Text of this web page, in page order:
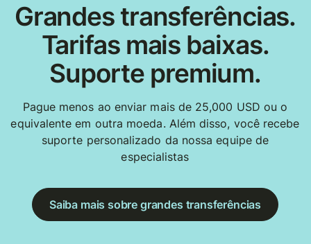
Grandes transferências.
Tarifas mais baixas.
Suporte premium.
Pague menos ao enviar mais de 25,000 USD ou o
equivalente em outra moeda. Além disso, você recebe
suporte personalizado da nossa equipe de
especialistas
Saiba mais sobre grandes transferências